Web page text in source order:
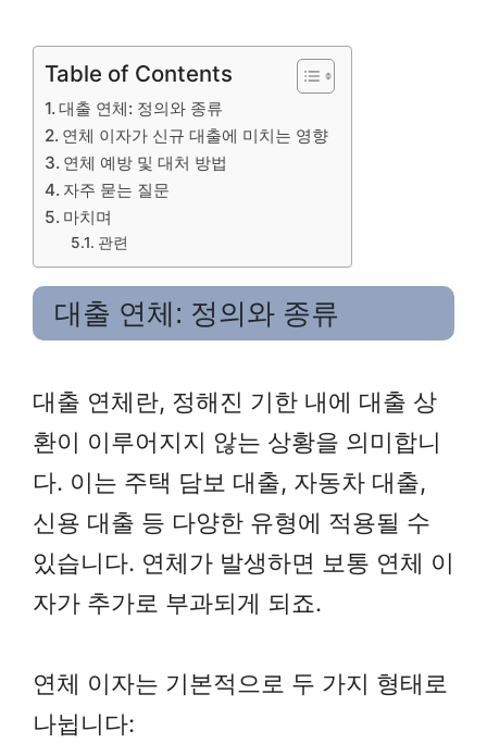
Table of Contents
대출 연체: 정의와 종류
연체 이자가 신규 대출에 미치는 영향
연체 예방 및 대처 방법
자주 묻는 질문
마치며
관련
대출 연체: 정의와 종류
대출 연체란, 정해진 기한 내에 대출 상
환이 이루어지지 않는 상황을 의미합니
다. 이는 주택 담보 대출, 자동차 대출,
신용 대출 등 다양한 유형에 적용될 수
있습니다. 연체가 발생하면 보통 연체 이
자가 추가로 부과되게 되죠.
연체 이자는 기본적으로 두 가지 형태로
나뉩니다: